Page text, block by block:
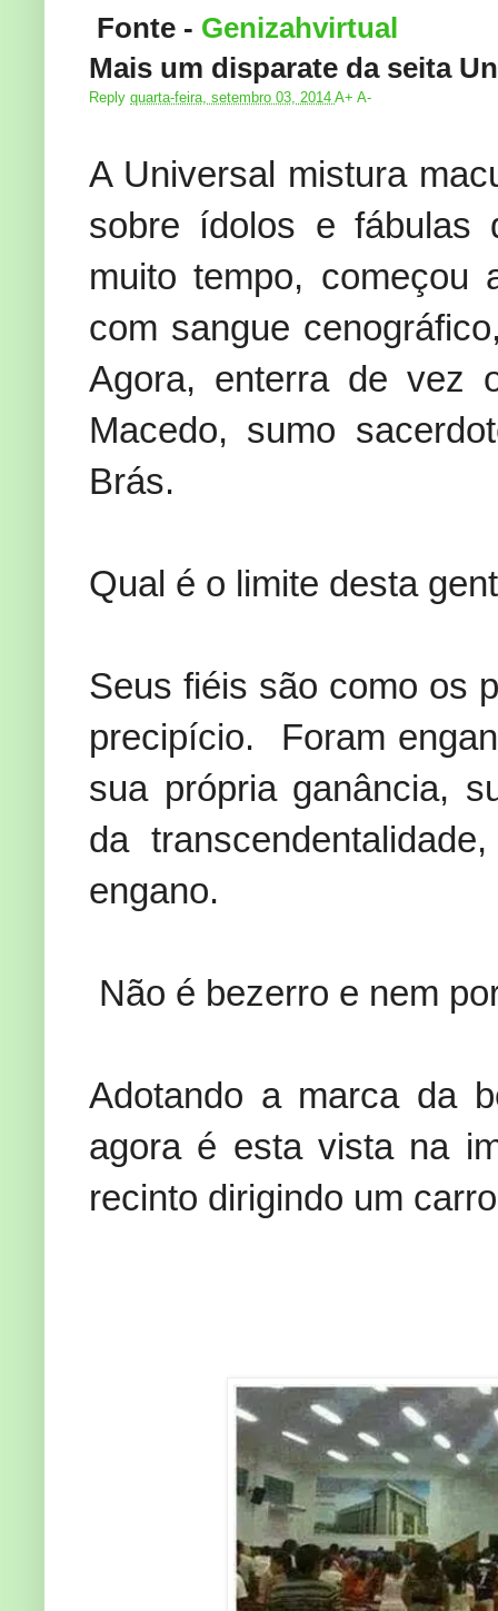
Fonte - Genizahvirtual
Mais um disparate da seita
Reply quarta-feira, setembro 03, 2014 A+ A-
A Universal mistura
sobre ídolos e fábulas
muito tempo, começou
com sangue
Agora, enterra de vez
Macedo, sumo
Brás.
Qual é o limite desta
Seus fiéis são como os
precipício. Foram
sua própria ganância,
da
engano.
Não é bezerro e nem
Adotando a marca da
agora é esta vista na
recinto dirigindo um